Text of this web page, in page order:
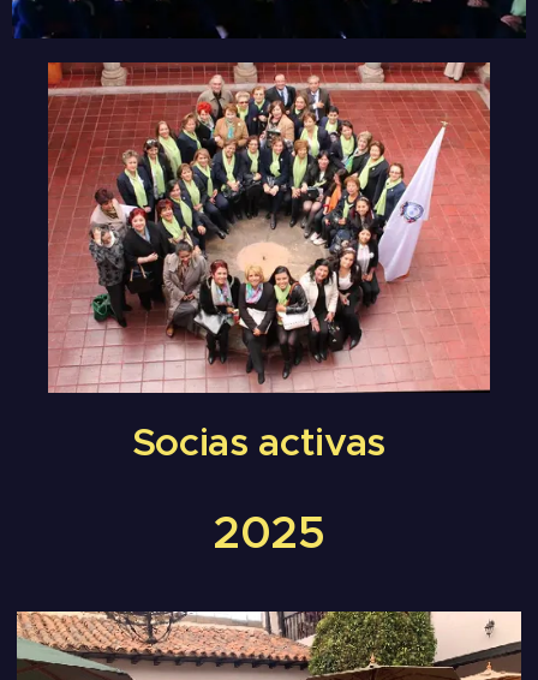
Socias activas
2025